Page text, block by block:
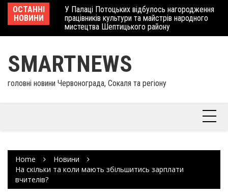
Skip
content
ОСТАННІ
НОВИНИ
У Палаці Потоцьких відбулось нагородження
працівників культури та майстрів народного
мистецтва Шептицького району
SMARTNEWS
головні новини Червонограда, Сокаля та регіону
Home
Новини
На скільки та коли мають збільшитись зарплати
вчителів?